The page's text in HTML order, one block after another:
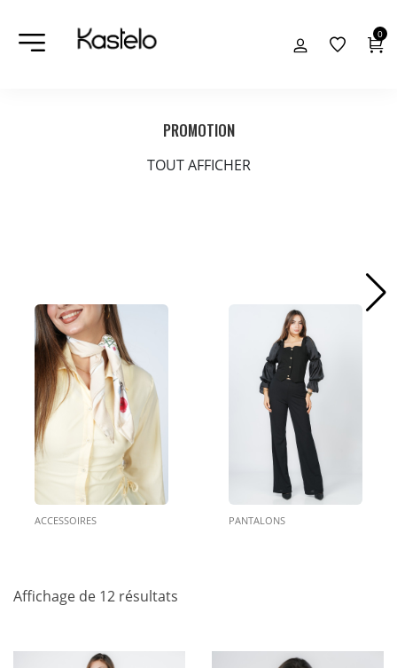
0
PROMOTION
TOUT AFFICHER
ACCESSOIRES PANTALONS
Affichage de 12 résultats